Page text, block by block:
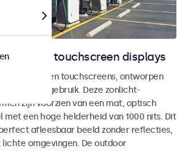
en touchscreen displays
monitoren en touchscreens, ontworpen
als buitengebruik. Deze zonlicht-
zijn voorzien van een mat, optisch
met een hoge helderheid van 1000 nits. Dit
afleesbaar beeld zonder reflecties,
lichte omgevingen. De outdoor